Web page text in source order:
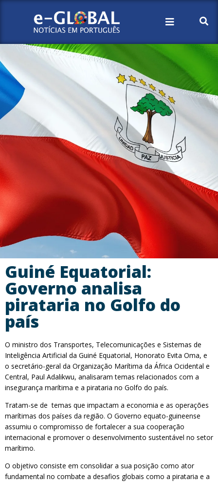
Guiné Equatorial:
Governo analisa
pirataria no Golfo do
país
O ministro dos Transportes, Telecomunicações e Sistemas de
Inteligência Artificial da Guiné Equatorial, Honorato Evita Oma, e
o secretário-geral da Organização Marítima da África Ocidental e
Central, Paul Adalikwu, analisaram temas relacionados com a
insegurança marítima e a pirataria no Golfo do país.
Tratam-se de temas que impactam a economia e as operações
marítimas dos países da região. O Governo equato-guineense
assumiu o compromisso de fortalecer a sua cooperação
internacional e promover o desenvolvimento sustentável no setor
marítimo.
O objetivo consiste em consolidar a sua posição como ator
fundamental no combate a desafios globais como a pirataria e a